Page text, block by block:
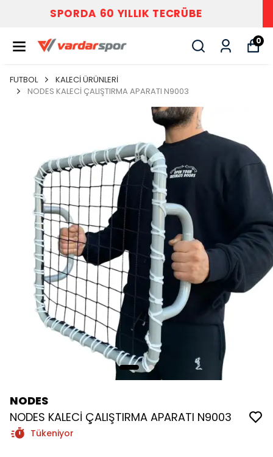
VARDAR SPOR
0
FUTBOL
KALECİ ÜRÜNLERİ
NODES KALECİ ÇALIŞTIRMA APARATI N9003
NODES
NODES KALECİ ÇALIŞTIRMA APARATI N9003
Tükeniyor